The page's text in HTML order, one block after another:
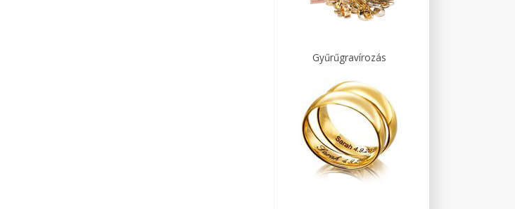
Gyűrűgravírozás